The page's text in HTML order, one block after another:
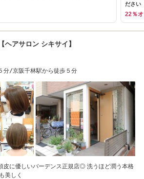
ださい
22％
アサロン シキサイ】
分/京阪千林駅から徒歩５分
皮に優しいバーデンス正規店◎ 洗うほど潤う本格
美しく